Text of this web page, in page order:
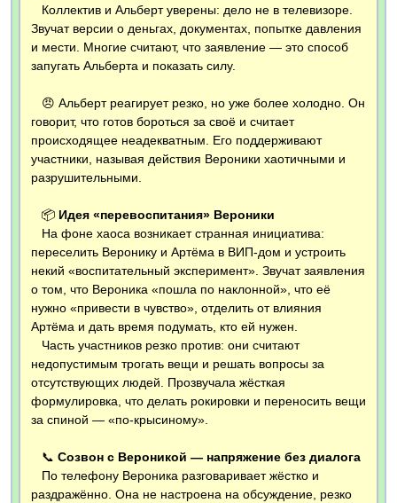
Коллектив и Альберт уверены: дело не в телевизоре.
Звучат версии о деньгах, документах, попытке давления
и мести. Многие считают, что заявление — это способ
запугать Альберта и показать силу.
😠 Альберт реагирует резко, но уже более холодно. Он
говорит, что готов бороться за своё и считает
происходящее неадекватным. Его поддерживают
участники, называя действия Вероники хаотичными и
разрушительными.
📦 Идея «перевоспитания» Вероники
На фоне хаоса возникает странная инициатива:
переселить Веронику и Артёма в ВИП-дом и устроить
некий «воспитательный эксперимент». Звучат заявления
о том, что Вероника «пошла по наклонной», что её
нужно «привести в чувство», отделить от влияния
Артёма и дать время подумать, кто ей нужен.
Часть участников резко против: они считают
недопустимым трогать вещи и решать вопросы за
отсутствующих людей. Прозвучала жёсткая
формулировка, что делать рокировки и переносить вещи
за спиной — «по-крысиному».
📞 Созвон с Вероникой — напряжение без диалога
По телефону Вероника разговаривает жёстко и
раздражённо. Она не настроена на обсуждение, резко